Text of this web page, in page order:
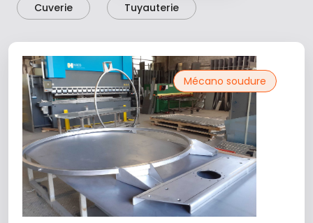
Cuverie Tuyauterie
Mécano soudure